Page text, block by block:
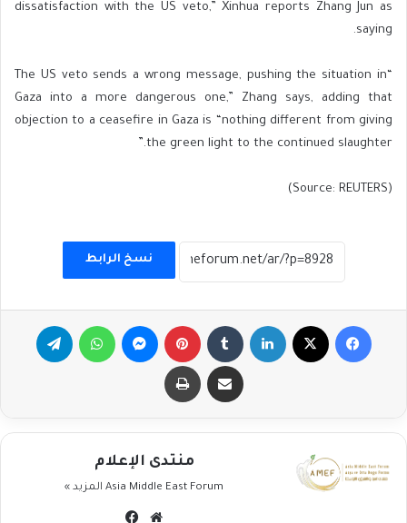
dissatisfaction with the US veto,” Xinhua reports Zhang Jun as
saying.
“The US veto sends a wrong message, pushing the situation in
Gaza into a more dangerous one,” Zhang says, adding that
objection to a ceasefire in Gaza is “nothing different from giving
the green light to the continued slaughter.”
(Source: REUTERS)
نسخ الرابط
فيسبوك لينكدإن بينتيريست ماسنجر واتساب تيلقرام
مشاركة عبر البريد طباعة
منتدى الإعلام
Asia Middle East Forum المزيد »
موقع